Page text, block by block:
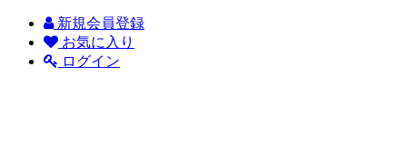
新規会員登録
お気に入り
ログイン